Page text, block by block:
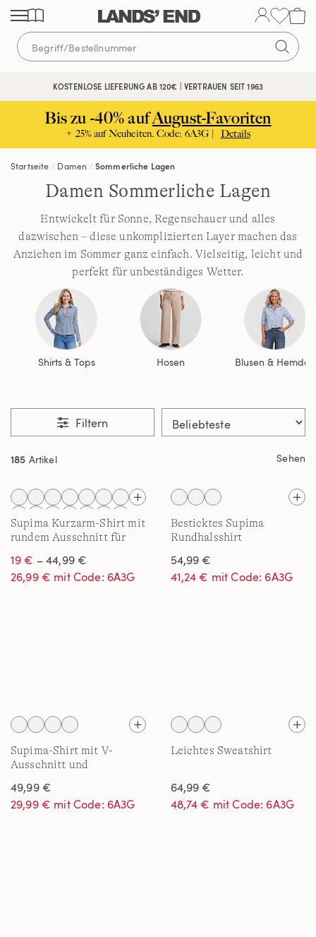
Direkt
zum
Inhalt
Direkt
zur
Navigation
Direkt
zur
Suche
KOSTENLOSE LIEFERUNG AB 120€ | VERTRAUEN SEIT 1963
Bis zu -40% aufAugust-Favoriten
+ 25% auf Neuheiten. Code: 6A3G | Details
Startseite Damen Sommerliche Lagen
Damen Sommerliche Lagen
Entwickelt für Sonne, Regenschauer und alles
dazwischen – diese unkomplizierten Layer machen das
Anziehen im Sommer ganz einfach. Vielseitig, leicht und
perfekt für unbeständiges Wetter.
Shirts & Tops Hosen Blusen & Hemden
Filtern
185 Artikel Sehen
Supima Kurzarm-Shirt mit
rundem Ausschnitt für
19 € – 44,99 €
26,99 € mit Code: 6A3G
Besticktes Supima
Rundhalsshirt
54,99 €
41,24 € mit Code: 6A3G
Supima-Shirt mit V-
Ausschnitt und
49,99 €
29,99 € mit Code: 6A3G
Leichtes Sweatshirt
64,99 €
48,74 € mit Code: 6A3G